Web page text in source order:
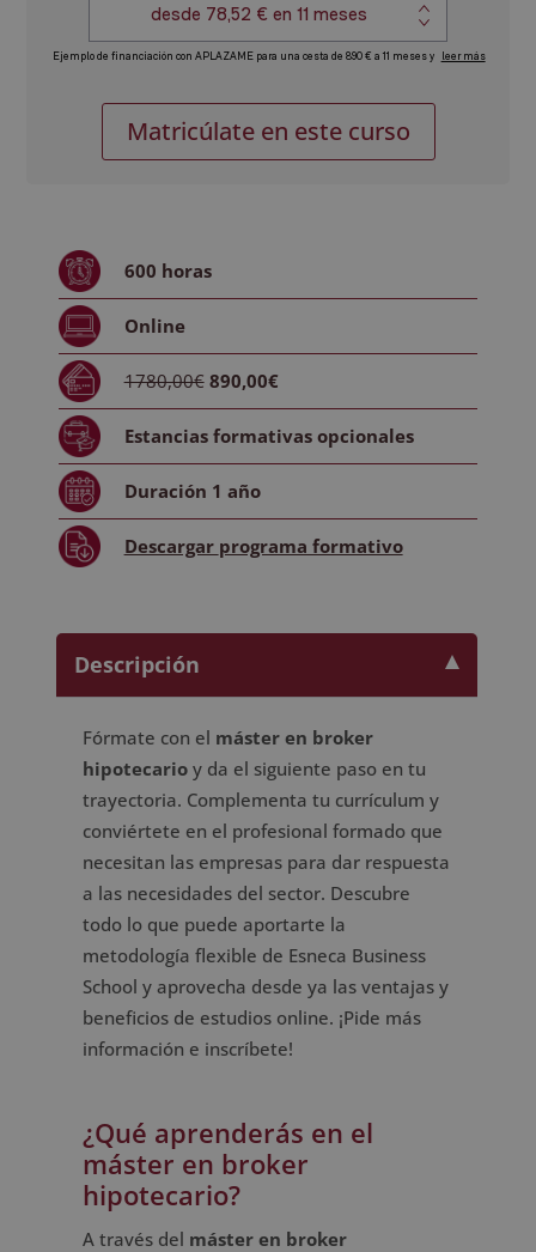
enMatricúlate en este curso
600 horas
Online
1780,00€ 890,00€
Estancias formativasopcionales
Duración 1 año
Descargar programa formativo
Descripción
Fórmate con el máster en broker
hipotecarioy da el siguiente paso en tu
trayectoria. Complementa tu currículum y
conviértete en el profesional formado que
necesitan las empresas para dar respuesta
a las necesidades del sector. Descubre
todo lo que puede aportarte la
metodología flexible de Esneca Business
School y aprovecha desde ya las ventajas y
beneficios de estudios online. ¡Pide más
información e inscríbete!
¿Qué aprenderás en el
máster en broker
hipotecario?
A través del máster en broker